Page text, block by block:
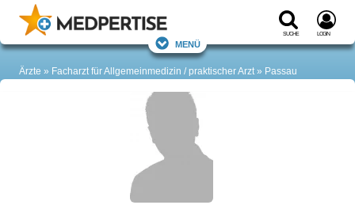
Suche Login
Menü
Ärzte Facharzt für Allgemeinmedizin / praktischer Arzt Passau